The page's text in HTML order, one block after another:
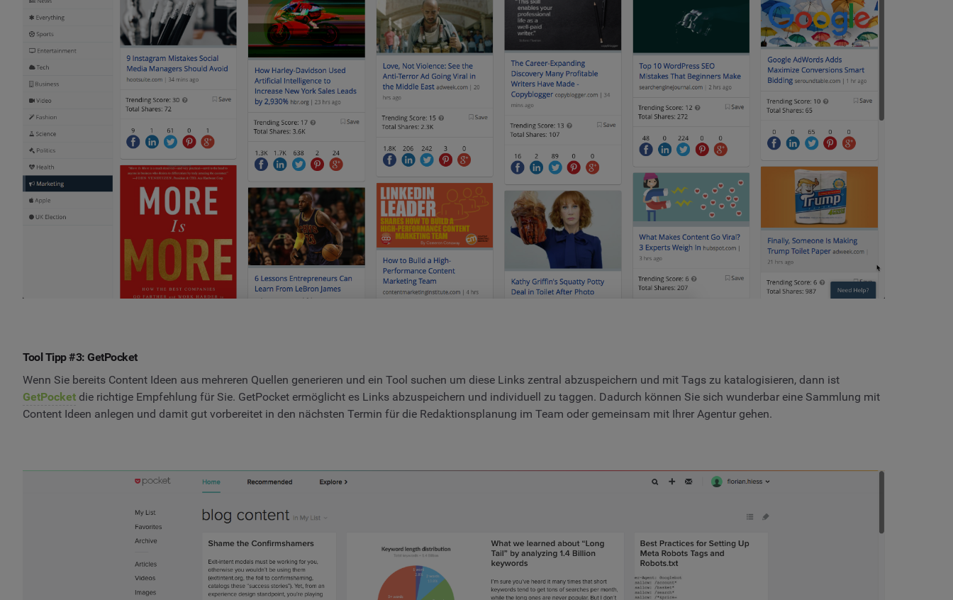
Tool Tipp #3: GetPocket
Wenn Sie bereits Content Ideen aus mehreren Quellen generieren und ein Tool suchen um diese Links zentral abzuspeichern und mit Tags zu katalogisieren, dann ist
GetPocket die richtige Empfehlung für Sie. GetPocket ermöglicht es Links abzuspeichern und individuell zu taggen. Dadurch können Sie sich wunderbar eine Sammlung mit
Content Ideen anlegen und damit gut vorbereitet in den nächsten Termin für die Redaktionsplanung im Team oder gemeinsam mit Ihrer Agentur gehen.